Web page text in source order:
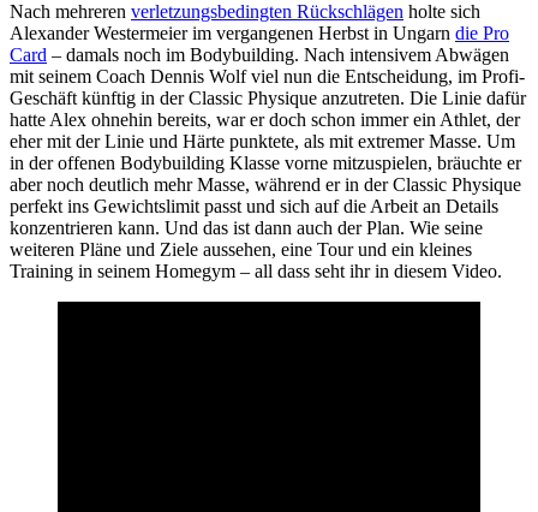
Nach mehreren verletzungsbedingten Rückschlägen holte sich
Alexander Westermeier im vergangenen Herbst in Ungarn die Pro
Card – damals noch im Bodybuilding. Nach intensivem Abwägen
mit seinem Coach Dennis Wolf viel nun die Entscheidung, im Profi-
Geschäft künftig in der Classic Physique anzutreten. Die Linie dafür
hatte Alex ohnehin bereits, war er doch schon immer ein Athlet, der
eher mit der Linie und Härte punktete, als mit extremer Masse. Um
in der offenen Bodybuilding Klasse vorne mitzuspielen, bräuchte er
aber noch deutlich mehr Masse, während er in der Classic Physique
perfekt ins Gewichtslimit passt und sich auf die Arbeit an Details
konzentrieren kann. Und das ist dann auch der Plan. Wie seine
weiteren Pläne und Ziele aussehen, eine Tour und ein kleines
Training in seinem Homegym – all dass seht ihr in diesem Video.